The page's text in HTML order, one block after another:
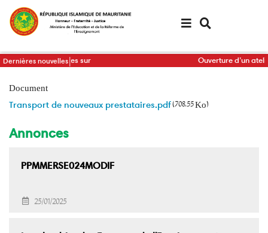
Aller
principal
Dernières nouvelles
des Ministres sur
Ouverture d’un atelier
Annonces
PPMMERSE024MODIF
25/01/2025
Document
Transport de nouveaux prestataires.pdf(708.55 Ko)